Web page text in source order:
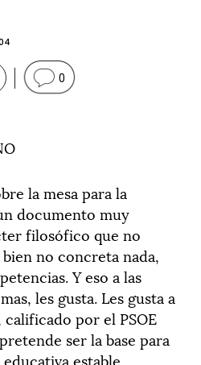
0
la mesa para la
documento muy
filosófico que no
no concreta nada,
Y eso a las
les gusta. Les gusta a
por el PSOE
ser la base para
estable.